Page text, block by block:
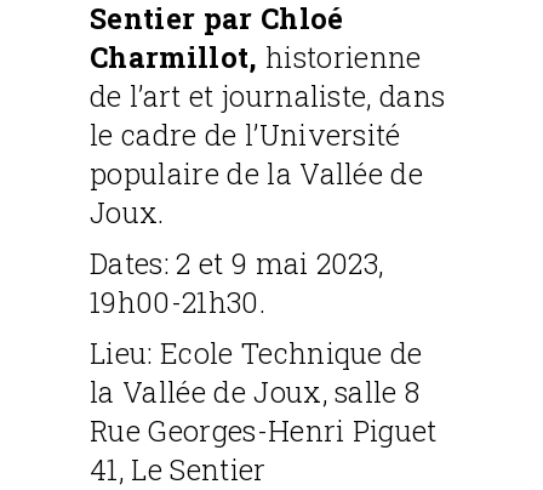
Sentier par Chloé
Charmillot, historienne
de l’art et journaliste, dans
le cadre de l’Université
populaire de la Vallée de
Joux.
Dates: 2 et 9 mai 2023,
19h00-21h30.
Lieu: Ecole Technique de
la Vallée de Joux, salle 8
Rue Georges-Henri Piguet
41, Le Sentier